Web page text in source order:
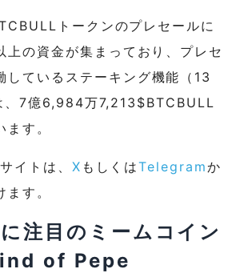
トークンのプレセールに
の資金が集まっており、プレセ
しているステーキング機能（13
、7億6,984万7,213$BTCBULL
す。
イトは、 X もしくはTelegramか
す。
注目のミームコイン
of Pepe